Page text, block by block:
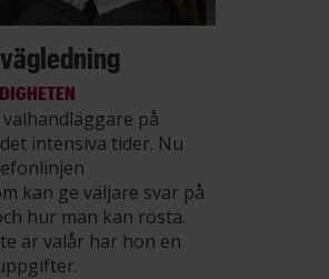
på
intensiva tider. Nu
kan ge väljare svar på
hur man kan rösta.
är valår har hon en